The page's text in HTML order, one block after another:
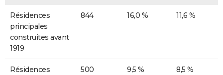
Résidences
principales
construites avant
1919
844 16,0 % 11,6 %
Résidences
500 9,5 % 8,5 %